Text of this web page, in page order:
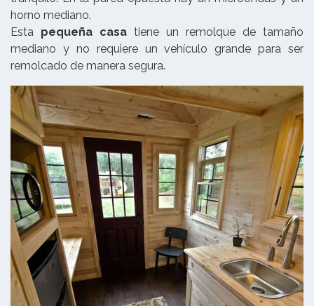
horno mediano.
Esta pequeña casa tiene un remolque de tamaño
mediano y no requiere un vehículo grande para ser
remolcado de manera segura.